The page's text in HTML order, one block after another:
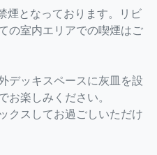
煙となっております。リビ
の室内エリアでの喫煙はご
デッキスペースに灰皿を設
楽しみください。
クスしてお過ごしいただけ